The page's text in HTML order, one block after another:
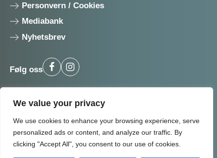
We value your privacy
We use cookies to enhance your browsing experience, serve
personalized ads or content, and analyze our traffic. By
clicking "Accept All", you consent to our use of cookies.
Personvern / Cookies
Mediabank
Nyhetsbrev
Følg oss
BLI MEDLEM
Utviklet av: Drift reklame & design AS